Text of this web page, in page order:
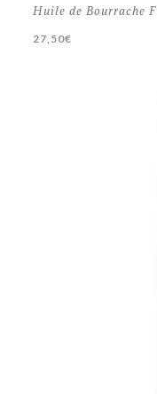
Huile de Bourrache
27,50€